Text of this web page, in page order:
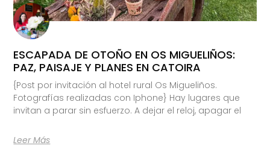
ESCAPADA DE OTOÑO EN OS MIGUELIÑOS:
PAZ, PAISAJE Y PLANES EN CATOIRA
{Post por invitación al hotel rural Os Migueliños.
Fotografías realizadas con Iphone} Hay lugares que
invitan a parar sin esfuerzo. A dejar el reloj, apagar el
Leer Más